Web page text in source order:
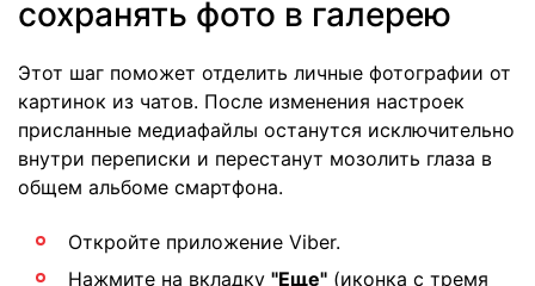
сохранять фото в галерею
Этот шаг поможет отделить личные фотографии от
картинок из чатов. После изменения настроек
присланные медиафайлы останутся исключительно
внутри переписки и перестанут мозолить глаза в
общем альбоме смартфона.
Откройте приложение Viber.
Нажмите на вкладку "Еще" (иконка с тремя